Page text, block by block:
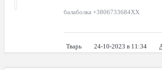
балаболка +3806733684ХХ
Тварь 24-10-2023 в 11:34